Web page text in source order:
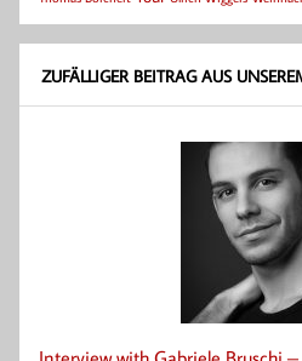
ZUFÄLLIGER BEITRAG AUS